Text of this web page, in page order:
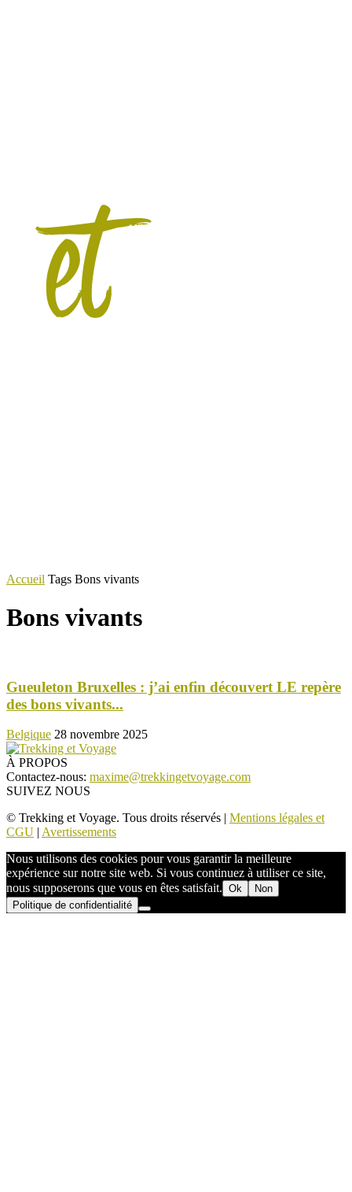
Accueil Tags Bons vivants
Bons vivants
Gueuleton Bruxelles : j’ai enfin découvert LE repère
des bons vivants...
Belgique 28 novembre 2025
À PROPOS
Contactez-nous: maxime@trekkingetvoyage.com
SUIVEZ NOUS
© Trekking et Voyage. Tous droits réservés | Mentions légales et
CGU | Avertissements
Nous utilisons des cookies pour vous garantir la meilleure
expérience sur notre site web. Si vous continuez à utiliser ce site,
nous supposerons que vous en êtes satisfait. Ok
Non
Politique de confidentialité